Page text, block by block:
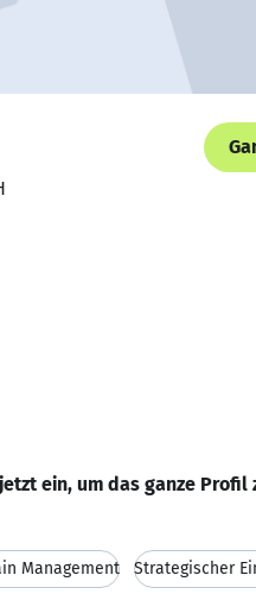
ein, um das ganze Profil
Management Strategischer